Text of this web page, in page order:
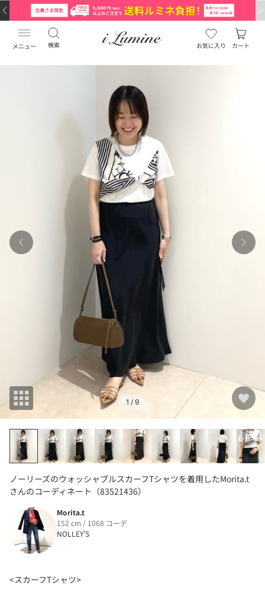
メニュー 検索 お気に入り カート
1 / 9
ノーリーズのウォッシャブルスカーフTシャツを着用したMorita.t
さんのコーディネート（83521436）
Morita.t
152 cm / 1068 コーデ
NOLLEY'S
<スカーフTシャツ>